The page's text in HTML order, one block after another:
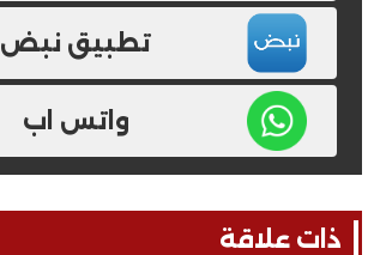
تطبيق نبض
واتس اب
ذات علاقة